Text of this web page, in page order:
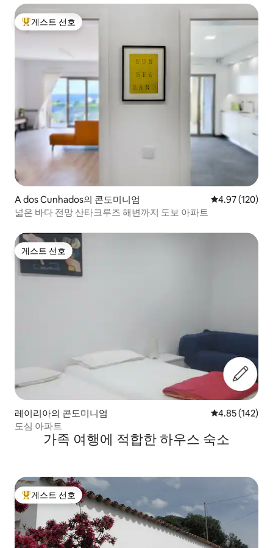
상위 게스트 선호
게스트 선호
A dos Cunhados의 콘도미니엄 평점 4.97점(5
4.97 (120)
넓은 바다 전망 산타크루즈 해변까지 도보 아파트
게스트 선호
게스트 선호
레이리아의 콘도미니엄 평점 4.85점(5
4.85 (142)
도심 아파트
가족 여행에 적합한 하우스 숙소
상위 게스트 선호
게스트 선호